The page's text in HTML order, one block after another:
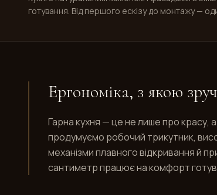
готування. Від першого ескізу до монтажу —
Ергономіка, з якою
Гарна кухня — це не лише про
продумуємо робочий трикутник,
механізми плавного відкривання й
сантиметр працює на комфорт